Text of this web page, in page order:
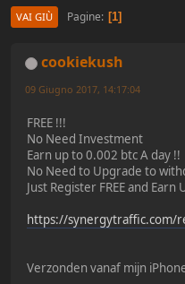
VAI GIÙ Pagine 1
cookiekush
09 Giugno 2017, 14:17:04
FREE !!!
No Need Investment
Earn up to 0.002 btc A day !!
No Need to Upgrade to
Just Register FREE and Earn
https://synergytraffic.com/
Verzonden vanaf mijn